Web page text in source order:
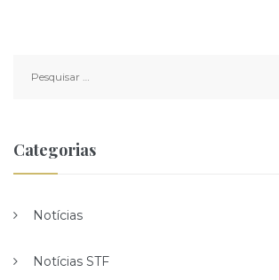
por:
Categorias
Notícias
Notícias STF